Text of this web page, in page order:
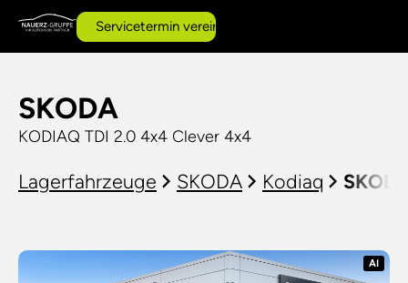
Servicetermin vereinbaren
SKODA
KODIAQ TDI 2.0 4x4 Clever 4x4
Lagerfahrzeuge SKODA Kodiaq
AI